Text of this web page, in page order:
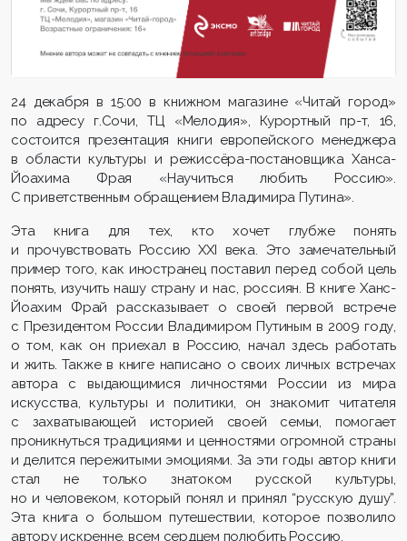
24 декабря в 15:00 в книжном магазине «Читай город»
по адресу г.Сочи, ТЦ «Мелодия», Курортный пр-т, 16,
состоится презентация книги европейского менеджера
в области культуры и режиссёра-постановщика Ханса-
Йоахима Фрая «Научиться любить Россию».
С приветственным обращением Владимира Путина».
Эта книга для тех, кто хочет глубже понять
и прочувствовать Россию XXI века. Это замечательный
пример того, как иностранец поставил перед собой цель
понять, изучить нашу страну и нас, россиян. В книге Ханс-
Йоахим Фрай рассказывает о своей первой встрече
с Президентом России Владимиром Путиным в 2009 году,
о том, как он приехал в Россию, начал здесь работать
и жить. Также в книге написано о своих личных встречах
автора с выдающимися личностями России из мира
искусства, культуры и политики, он знакомит читателя
с захватывающей историей своей семьи, помогает
проникнуться традициями и ценностями огромной страны
и делится пережитыми эмоциями. За эти годы автор книги
стал не только знатоком русской культуры,
но и человеком, который понял и принял “русскую душу”.
Эта книга о большом путешествии, которое позволило
автору искренне, всем сердцем полюбить Россию.